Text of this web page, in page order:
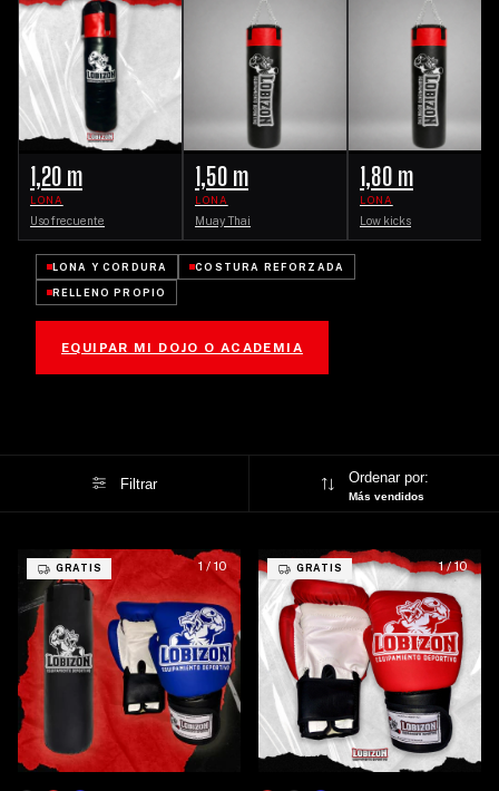
1,20 m
LONA
Uso frecuente
1,50 m
LONA
Muay Thai
1,80 m
LONA
Low kicks
LONA Y CORDURA COSTURA REFORZADA
RELLENO PROPIO
EQUIPAR MI DOJO O ACADEMIA
Filtrar Ordenar por:
Más vendidos
1/10
GRATIS 1/10
GRATIS